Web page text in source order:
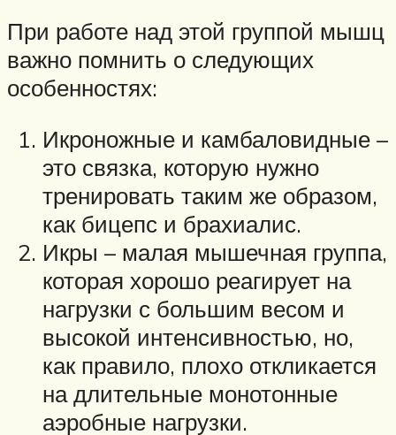
При работе над этой группой мышц
важно помнить о следующих
особенностях:
Икроножные и камбаловидные –
это связка, которую нужно
тренировать таким же образом,
как бицепс и брахиалис.
Икры – малая мышечная группа,
которая хорошо реагирует на
нагрузки с большим весом и
высокой интенсивностью, но,
как правило, плохо откликается
на длительные монотонные
аэробные нагрузки.